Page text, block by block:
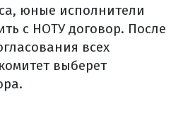
юные исполнители
с НОТУ договор. После
всех
выберет